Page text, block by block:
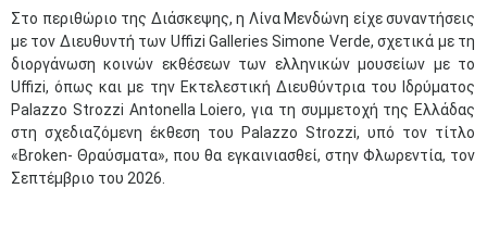
Στο περιθώριο της Διάσκεψης, η Λίνα Μενδώνη είχε συναντήσεις
με τον Διευθυντή των Uffizi Galleries Simone Verde, σχετικά με τη
διοργάνωση κοινών εκθέσεων των ελληνικών μουσείων με το
Uffizi, όπως και με την Εκτελεστική Διευθύντρια του Ιδρύματος
Palazzo Strozzi Antonella Loiero, για τη συμμετοχή της Ελλάδας
στη σχεδιαζόμενη έκθεση του Palazzo Strozzi, υπό τον τίτλο
«Broken- Θραύσματα», που θα εγκαινιασθεί, στην Φλωρεντία, τον
Σεπτέμβριο του 2026.